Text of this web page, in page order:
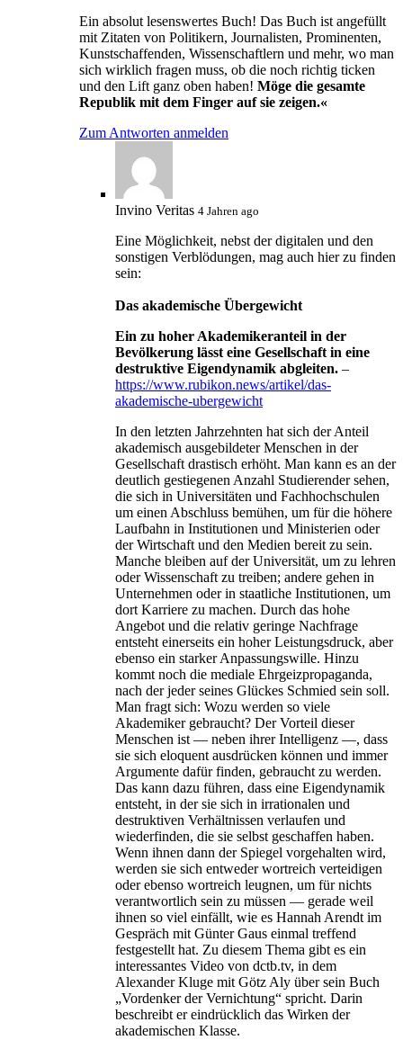
Ein absolut lesenswertes Buch! Das Buch ist angefüllt
mit Zitaten von Politikern, Journalisten, Prominenten,
Kunstschaffenden, Wissenschaftlern und mehr, wo man
sich wirklich fragen muss, ob die noch richtig ticken
und den Lift ganz oben haben! Möge die gesamte
Republik mit dem Finger auf sie zeigen.«
Zum Antworten anmelden
Invino Veritas 4 Jahren ago
Eine Möglichkeit, nebst der digitalen und den
sonstigen Verblödungen, mag auch hier zu finden
sein:
Das akademische Übergewicht
Ein zu hoher Akademikeranteil in der
Bevölkerung lässt eine Gesellschaft in eine
destruktive Eigendynamik abgleiten. –
https://www.rubikon.news/artikel/das-
akademische-ubergewicht
In den letzten Jahrzehnten hat sich der Anteil
akademisch ausgebildeter Menschen in der
Gesellschaft drastisch erhöht. Man kann es an der
deutlich gestiegenen Anzahl Studierender sehen,
die sich in Universitäten und Fachhochschulen
um einen Abschluss bemühen, um für die höhere
Laufbahn in Institutionen und Ministerien oder
der Wirtschaft und den Medien bereit zu sein.
Manche bleiben auf der Universität, um zu lehren
oder Wissenschaft zu treiben; andere gehen in
Unternehmen oder in staatliche Institutionen, um
dort Karriere zu machen. Durch das hohe
Angebot und die relativ geringe Nachfrage
entsteht einerseits ein hoher Leistungsdruck, aber
ebenso ein starker Anpassungswille. Hinzu
kommt noch die mediale Ehrgeizpropaganda,
nach der jeder seines Glückes Schmied sein soll.
Man fragt sich: Wozu werden so viele
Akademiker gebraucht? Der Vorteil dieser
Menschen ist — neben ihrer Intelligenz —, dass
sie sich eloquent ausdrücken können und immer
Argumente dafür finden, gebraucht zu werden.
Das kann dazu führen, dass eine Eigendynamik
entsteht, in der sie sich in irrationalen und
destruktiven Verhältnissen verlaufen und
wiederfinden, die sie selbst geschaffen haben.
Wenn ihnen dann der Spiegel vorgehalten wird,
werden sie sich entweder wortreich verteidigen
oder ebenso wortreich leugnen, um für nichts
verantwortlich sein zu müssen — gerade weil
ihnen so viel einfällt, wie es Hannah Arendt im
Gespräch mit Günter Gaus einmal treffend
festgestellt hat. Zu diesem Thema gibt es ein
interessantes Video von dctb.tv, in dem
Alexander Kluge mit Götz Aly über sein Buch
„Vordenker der Vernichtung“ spricht. Darin
beschreibt er eindrücklich das Wirken der
akademischen Klasse.